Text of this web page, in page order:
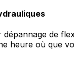
de
heure où que